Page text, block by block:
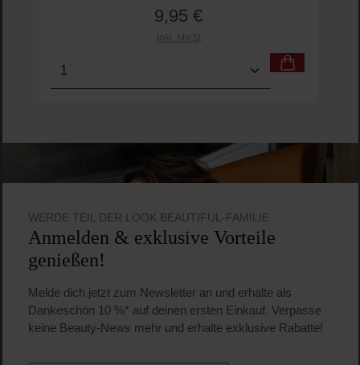
Regulärer Preis:
9,95 €
Inkl. MwSt
Produkt Anzahl: Gib den gewünschten Wert
WERDE TEIL DER LOOK BEAUTIFUL-FAMILIE
Anmelden & exklusive Vorteile
genießen!
Melde dich jetzt zum Newsletter an und erhalte als
Dankeschön 10 %* auf deinen ersten Einkauf. Verpasse
keine Beauty-News mehr und erhalte exklusive Rabatte!